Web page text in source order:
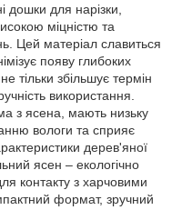
для нарізки,
міцністю та
Цей матеріал славиться
появу глибоких
тільки збільшує термін
використання.
з ясена, мають низьку
вологи та сприяє
дерев'яної
ясен – екологічно
контакту з харчовими
формат, зручний